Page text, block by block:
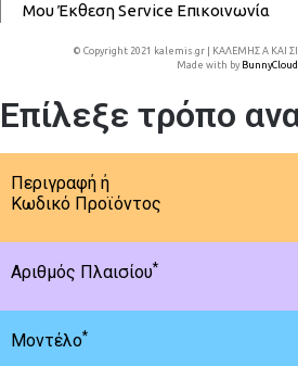
ΜουΈκθεσηService Επικοινωνία
© Copyright 2021 kalemis.gr | ΚΑΛΕΜΗΣ Α ΚΑΙ
Made with by
Επίλεξε τρόπο
Περιγραφή ή
Κωδικό Προϊόντος
Αριθμός Πλαισίου*
Μοντέλο*